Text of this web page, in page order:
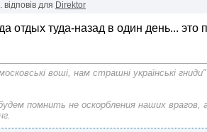
відповів для Direktor
отдых туда-назад в один день...
воші, нам страшні українські гниди"
помнить не оскорбления наших врагов,